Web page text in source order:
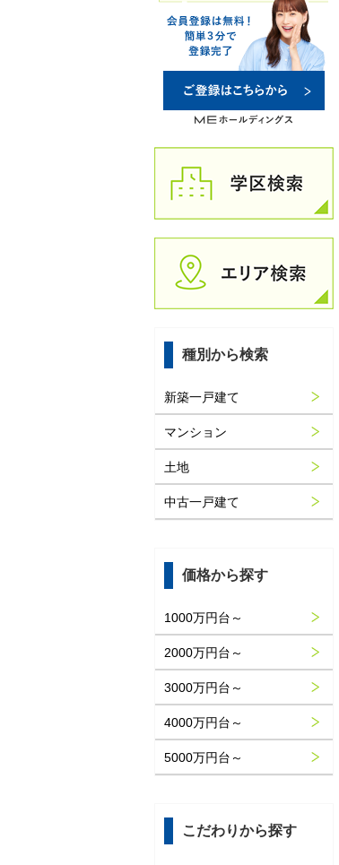
種別から検索
新築一戸建て
マンション
土地
中古一戸建て
価格から探す
1000万円台～
2000万円台～
3000万円台～
4000万円台～
5000万円台～
こだわりから探す